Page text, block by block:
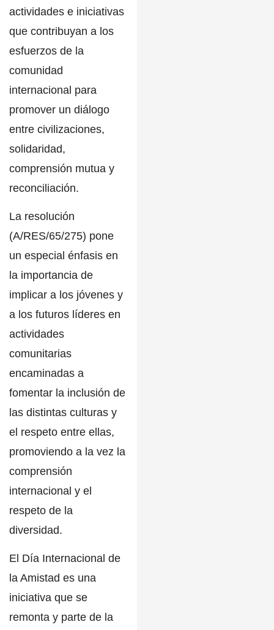
actividades e iniciativas
que contribuyan a los
esfuerzos de la
comunidad
internacional para
promover un diálogo
entre civilizaciones,
solidaridad,
comprensión mutua y
reconciliación.
La resolución
(A/RES/65/275) pone
un especial énfasis en
la importancia de
implicar a los jóvenes y
a los futuros líderes en
actividades
comunitarias
encaminadas a
fomentar la inclusión de
las distintas culturas y
el respeto entre ellas,
promoviendo a la vez la
comprensión
internacional y el
respeto de la
diversidad.
El Día Internacional de
la Amistad es una
iniciativa que se
remonta y parte de la